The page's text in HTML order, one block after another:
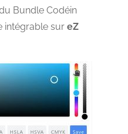
Bundle Codéin
intégrable sur eZ